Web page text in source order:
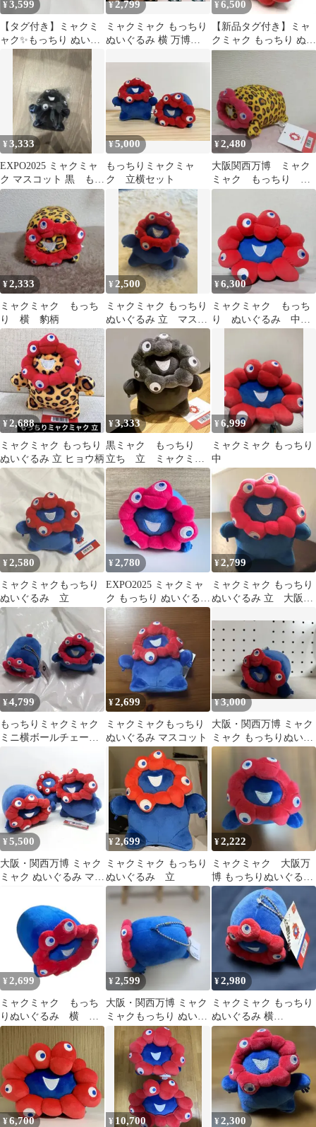
¥3,599
【タグ付き】ミャクミ
ャク✨️もっちり ぬいぐ
るみ 横 大阪関西万博
¥2,799
ミャクミャク もっちり
ぬいぐるみ 横 万博
¥ 6,500
【新品タグ付き】ミャ
クミャク もっちり ぬい
ぐるみ 中
¥3,333
EXPO2025 ミャクミャ
ク マスコット 黒 もっ
ちり 立
¥5,000
もっちりミャクミャ
ク 立横セット
¥2,480
大阪関西万博 ミャク
ミャク もっちり
横 豹柄 ぬいぐるみ
¥2,333
ミャクミャク もっち
り 横 豹柄
¥ 2,500
ミャクミャク もっちり
ぬいぐるみ 立 マスコ
ット
¥6,300
ミャクミャク もっち
り ぬいぐるみ 中サ
¥2,688
ミャクミャク もっちり
ぬいぐるみ 立 ヒョウ柄
¥3,333
黒ミャク もっちり
立ち 立 ミャクミャ
ク ぬいぐるみ 万博 マ
スコット
¥6,999
ミャクミャク もっちり
中
¥2,580
ミャクミャクもっちり
ぬいぐるみ 立
¥2,780
EXPO2025 ミャクミャ
ク もっちり ぬいぐるみ
横 大阪関西万博
¥2,799
ミャクミャク もっちり
ぬいぐるみ 立 大阪関
¥4,799
もっちりミャクミャク
ミニ横ボールチェーン
¥2,699
ミャクミャクもっちり
ぬいぐるみ マスコット
¥3,000
大阪・関西万博 ミャク
ミャク もっちりぬいぐ
るみ
¥5,500
大阪・関西万博 ミャク
ミャク ぬいぐるみ マス
¥2,699
ミャクミャク もっちり
ぬいぐるみ 立
¥2,222
ミャクミャク 大阪万
博 もっちりぬいぐるみ
横ミニ
¥ 2,699
ミャクミャク もっち
りぬいぐるみ 横
EXPO2025 大阪関西万
博 ノーマル
¥2,599
大阪・関西万博 ミャク
ミャクもっちり ぬいぐ
るみ横ボールチェー
ン 新品
¥2,980
ミャクミャク もっちり
ぬいぐるみ 横
EXPO2025 大阪関西万
博 タグ付新品
¥6,700 ¥ 10,700 ¥2,300